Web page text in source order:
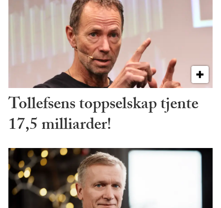
Tollefsens toppselskap tjente
17,5 milliarder!